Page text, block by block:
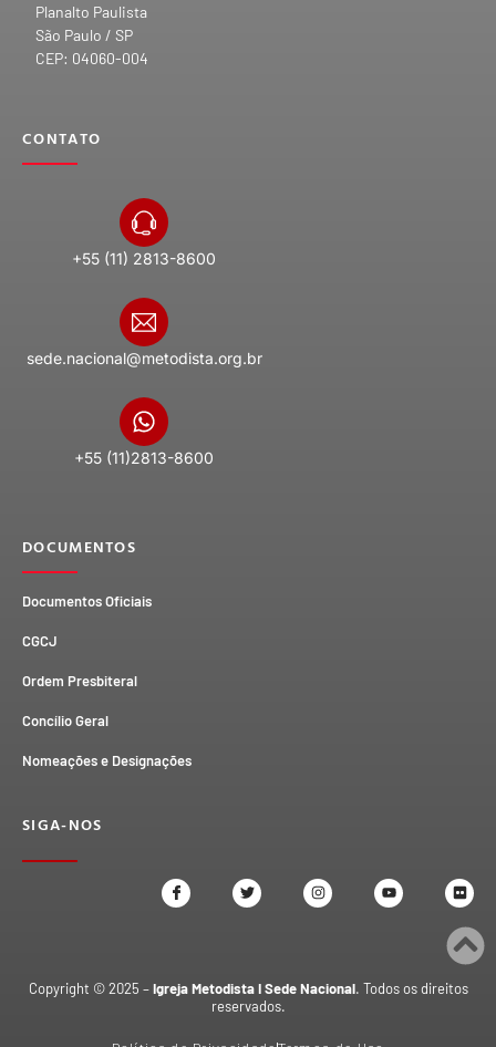
Planalto Paulista
São Paulo / SP
CEP: 04060-004
CONTATO
+55 (11) 2813-8600
sede.nacional@metodista.org.br
+55 (11)2813-8600
DOCUMENTOS
Documentos Oficiais
CGCJ
Ordem Presbiteral
Concílio Geral
Nomeações e Designações
SIGA-NOS
Copyright © 2025 –Igreja Metodista I Sede Nacional. Todos os direitos
reservados.